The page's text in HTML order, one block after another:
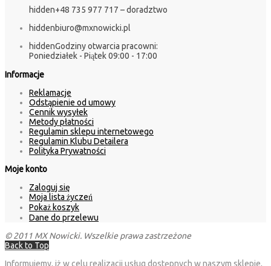
hidden+48 735 977 717 – doradztwo
hiddenbiuro@mxnowicki.pl
hiddenGodziny otwarcia pracowni:
Poniedziałek - Piątek 09:00 - 17:00
Informacje
Reklamacje
Odstąpienie od umowy
Cennik wysyłek
Metody płatności
Regulamin sklepu internetowego
Regulamin Klubu Detailera
Polityka Prywatności
Moje konto
Zaloguj się
Moja lista życzeń
Pokaż koszyk
Dane do przelewu
© 2011 MX Nowicki. Wszelkie prawa zastrzeżone
Back to Top
Informujemy, iż w celu realizacji usług dostępnych w naszym sklepie,